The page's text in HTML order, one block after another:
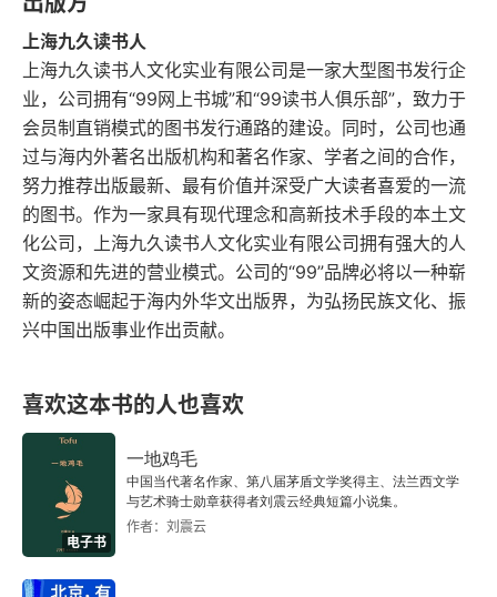
上海九久读书人
上海九久读书人文化实业有限公司是一家大型图书发行企
业，公司拥有“99网上书城”和“99读书人俱乐部”，致力于
会员制直销模式的图书发行通路的建设。同时，公司也通
过与海内外著名出版机构和著名作家、学者之间的合作，
努力推荐出版最新、最有价值并深受广大读者喜爱的一流
的图书。作为一家具有现代理念和高新技术手段的本土文
化公司，上海九久读书人文化实业有限公司拥有强大的人
文资源和先进的营业模式。公司的“99”品牌必将以一种崭
新的姿态崛起于海内外华文出版界，为弘扬民族文化、振
兴中国出版事业作出贡献。
喜欢这本书的人也喜欢
电子书
一地鸡毛
中国当代著名作家、第八届茅盾文学奖得主、法兰西文学
与艺术骑士勋章获得者刘震云经典短篇小说集。
作者：刘震云